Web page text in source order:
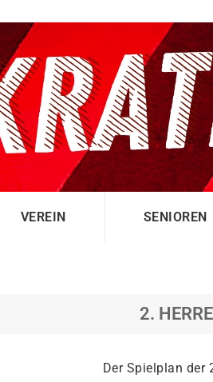
VEREIN SENIOREN
2.
Der Spielplan der